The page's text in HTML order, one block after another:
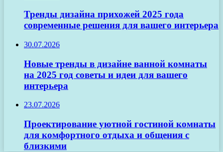
Тренды дизайна прихожей 2025 года
современные решения для вашего интерьера
30.07.2026
Новые тренды в дизайне ванной комнаты
на 2025 год советы и идеи для вашего
интерьера
23.07.2026
Проектирование уютной гостиной комнаты
для комфортного отдыха и общения с
близкими